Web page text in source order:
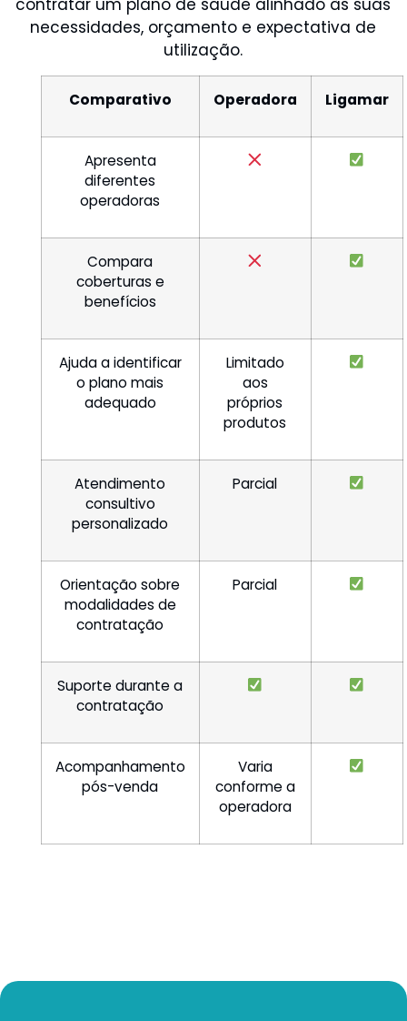
contratar um plano de saúde alinhado às suas
necessidades, orçamento e expectativa de
utilização.
Comparativo Operadora Ligamar
Apresenta
diferentes
operadoras
Compara
coberturas e
benefícios
Ajuda a identificar
o plano mais
adequado
Limitado
aos
próprios
produtos
Atendimento
consultivo
personalizado
Parcial
Orientação sobre
modalidades de
contratação
Parcial
Suporte durante a
contratação
Acompanhamento
pós-venda
Varia
conforme a
operadora